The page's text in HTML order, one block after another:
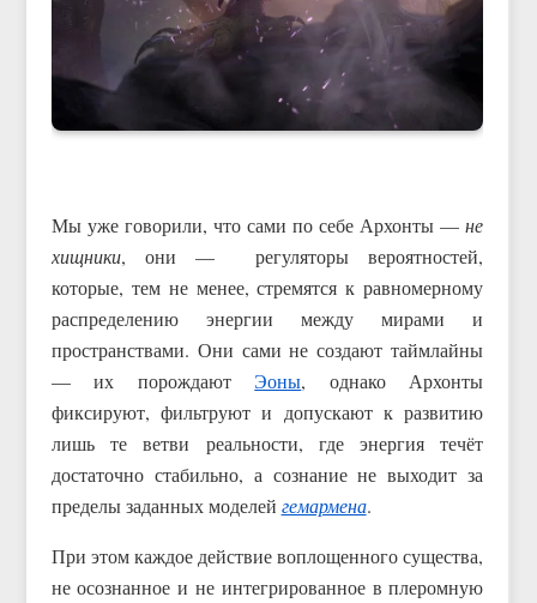
Мы уже говорили, что сами по себе Архонты —не
хищники, они — регуляторы вероятностей,
которые, тем не менее, стремятся к равномерному
распределению энергии между мирами и
пространствами. Они сами не создают таймлайны
— их порождаютЭоны, однако Архонты
фиксируют, фильтруют и допускают к развитию
лишь те ветви реальности, где энергия течёт
достаточно стабильно, а сознание не выходит за
пределы заданных моделей гемармена.
При этом каждое действие воплощенного существа,
не осознанное и не интегрированное в плеромную